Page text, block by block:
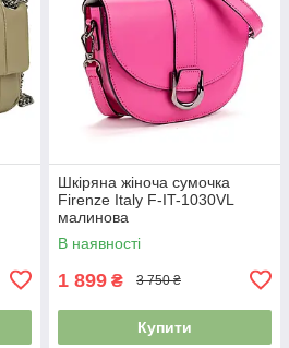
Шкіряна жіноча сумочка
Firenze Italy F-IT-1030VL
малинова
В наявності
1 899 ₴ 3 750 ₴
Купити